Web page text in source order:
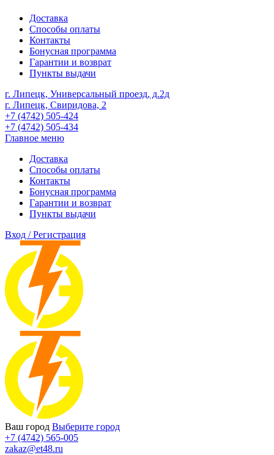
Доставка
Способы оплаты
Контакты
Бонусная программа
Гарантии и возврат
Пункты выдачи
г. Липецк, Универсальный проезд, д.2д
г. Липецк, Свиридова, 2
+7 (4742) 505-424
+7 (4742) 505-434
Главное меню
Доставка
Способы оплаты
Контакты
Бонусная программа
Гарантии и возврат
Пункты выдачи
Вход / Регистрация
Ваш город Выберите город
+7 (4742) 565-005
zakaz@et48.ru